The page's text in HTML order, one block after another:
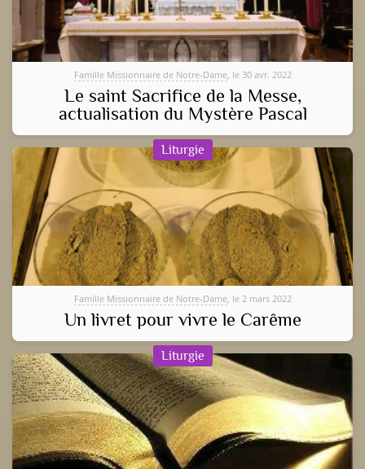
Famille Missionnaire de Notre-Dame, le 30 avr. 2022
Le saint Sacrifice de la Messe,
actualisation du Mystère Pascal
Liturgie
Famille Missionnaire de Notre-Dame, le 2 mars 2022
Un livret pour vivre le Carême
Liturgie